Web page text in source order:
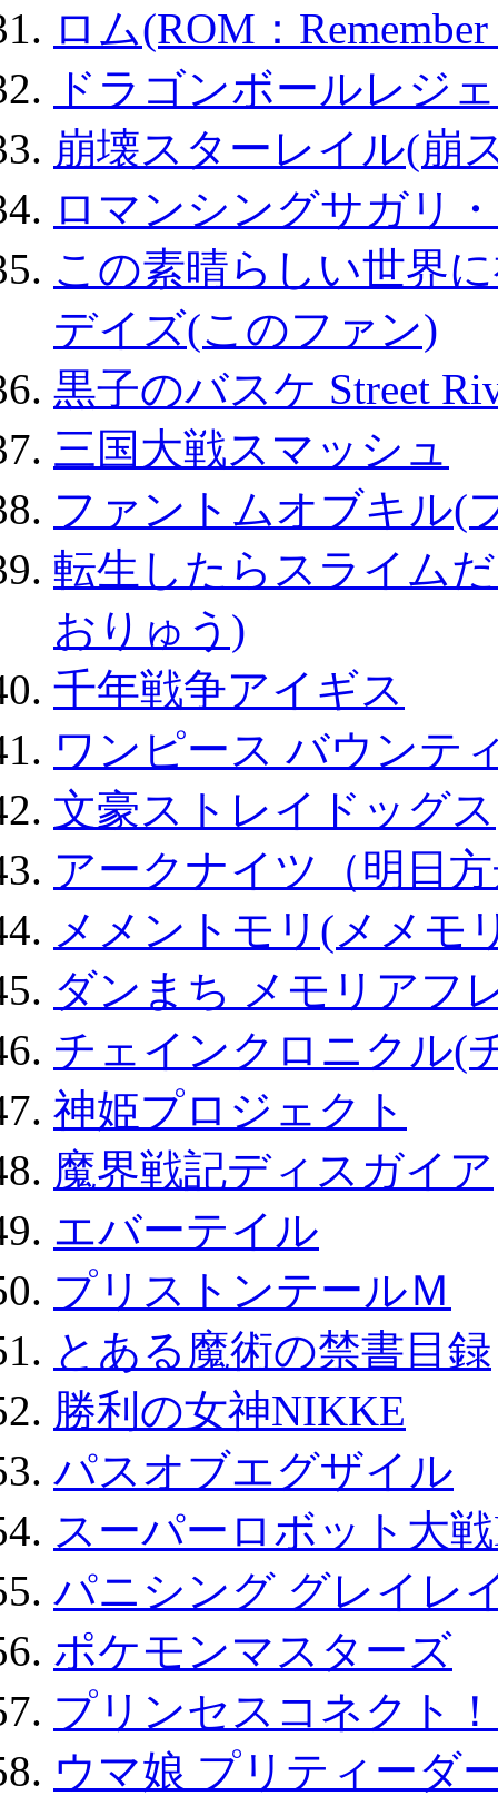
ロム(ROM：
ドラゴンボールレジ
崩壊スターレイル(崩
ロマンシングサガリ
この素晴らしい世界
デイズ(このファン)
黒子のバスケ Street
三国大戦スマッシュ
ファントムオブキル(
転生したらスライム
おりゅう)
千年戦争アイギス
ワンピース バウンテ
文豪ストレイドッグス
アークナイツ（明日
メメントモリ(メメモ
ダンまち メモリアフ
チェインクロニクル(
神姫プロジェクト
魔界戦記ディスガイア
エバーテイル
プリストンテールＭ
とある魔術の禁書目録
勝利の女神NIKKE
パスオブエグザイル
スーパーロボット大
パニシング グレイレ
ポケモンマスターズ
プリンセスコネクト
ウマ娘 プリティーダ